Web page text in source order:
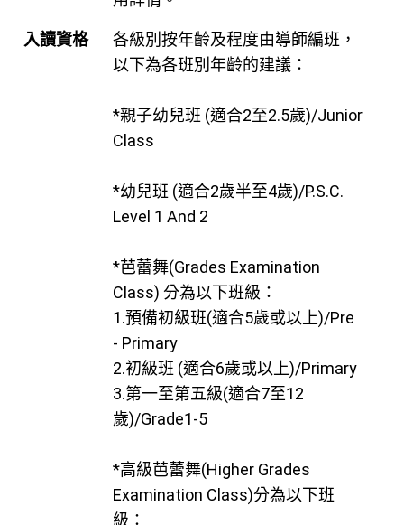
入讀資格
各級別按年齡及程度由導師編班，
以下為各班別年齡的建議：
*親子幼兒班 (適合2至2.5歲)/Junior
Class
*幼兒班 (適合2歲半至4歲)/P.S.C.
Level 1 And 2
*芭蕾舞(Grades Examination
Class) 分為以下班級：
1.預備初級班(適合5歲或以上)/Pre
- Primary
2.初級班 (適合6歲或以上)/Primary
3.第一至第五級(適合7至12
歲)/Grade1-5
*高級芭蕾舞(Higher Grades
Examination Class)分為以下班
級：